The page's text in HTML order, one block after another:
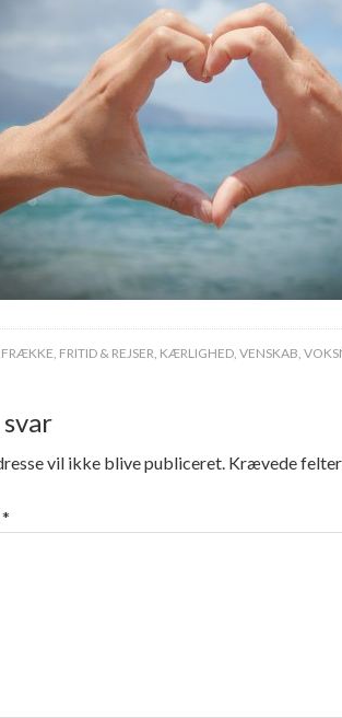
FRÆKKE, FRITID & REJSER, KÆRLIGHED, VENSKAB,
vil ikke blive publiceret. Krævede
*